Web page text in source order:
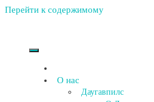
Перейти к содержимому
О нас
Даугавпилс